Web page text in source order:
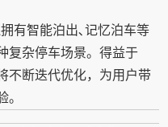
有智能泊出､记忆泊车等
复杂停车场景。得益于
不断迭代优化，为用户带
。